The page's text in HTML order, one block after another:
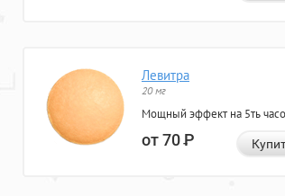
Левитра
20 мг
Мощный эффект на 5ть
от 70Р